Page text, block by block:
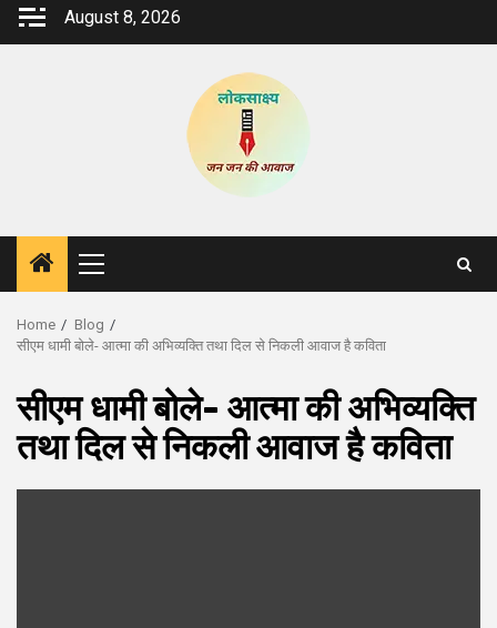
Skip
August 8, 2026
Primary
Menu
Home
Blog
सीएम धामी बोले- आत्मा की अभिव्यक्ति तथा दिल से निकली आवाज है कविता
सीएम धामी बोले- आत्मा की अभिव्यक्ति
तथा दिल से निकली आवाज है कविता